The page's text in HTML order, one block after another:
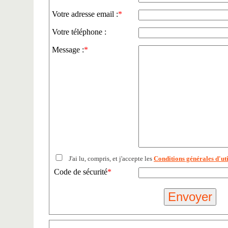
Votre adresse email :*
Votre téléphone :
Message :*
J'ai lu, compris, et j'accepte les Conditions générales
Code de sécurité*